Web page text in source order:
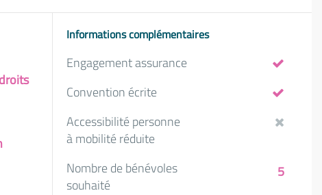
Informations complémentaires
Engagement assurance
Convention écrite
Accessibilité personne
à mobilité réduite
5
Nombre de bénévoles
souhaité